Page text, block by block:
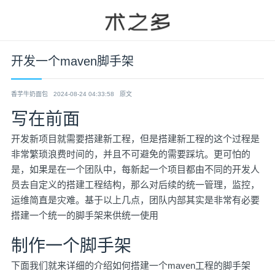
开发一个maven脚手架
香芋牛奶面包 2024-08-24 04:33:58 原文
写在前面
开发新项目就需要搭建新工程，但是搭建新工程的这个过程是
非常繁琐浪费时间的，并且不可避免的需要踩坑。更可怕的
是，如果是在一个团队中，每新起一个项目都由不同的开发人
员去自定义的搭建工程结构，那么对后续的统一管理，监控，
运维简直是灾难。基于以上几点，团队内部其实是非常有必要
搭建一个统一的脚手架来供统一使用
制作一个脚手架
下面我们就来详细的介绍如何搭建一个maven工程的脚手架